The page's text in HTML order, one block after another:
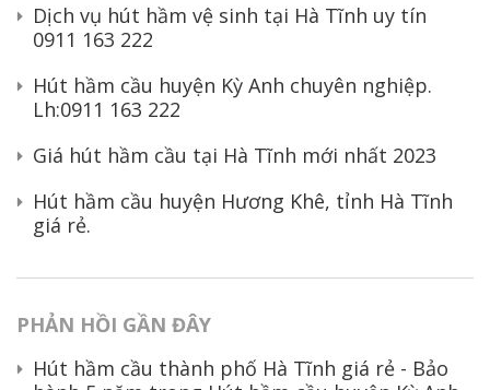
Dịch vụ hút hầm vệ sinh tại Hà Tĩnh uy tín
0911 163 222
Hút hầm cầu huyện Kỳ Anh chuyên nghiệp.
Lh:0911 163 222
Giá hút hầm cầu tại Hà Tĩnh mới nhất 2023
Hút hầm cầu huyện Hương Khê, tỉnh Hà Tĩnh
giá rẻ.
PHẢN HỒI GẦN ĐÂY
Hút hầm cầu thành phố Hà Tĩnh giá rẻ - Bảo